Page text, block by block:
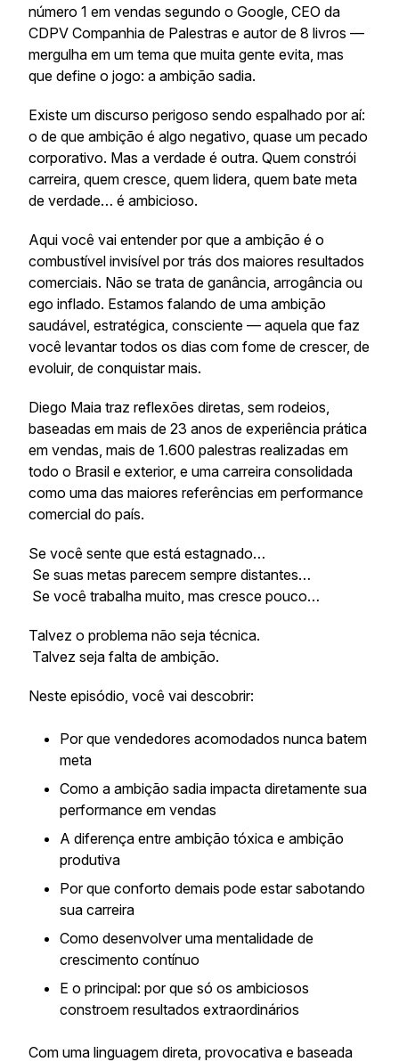
número 1 em vendas segundo o Google, CEO da
CDPV Companhia de Palestras e autor de 8 livros —
mergulha em um tema que muita gente evita, mas
que define o jogo: a ambição sadia.
Existe um discurso perigoso sendo espalhado por aí:
o de que ambição é algo negativo, quase um pecado
corporativo. Mas a verdade é outra. Quem constrói
carreira, quem cresce, quem lidera, quem bate meta
de verdade… é ambicioso.
Aqui você vai entender por que a ambição é o
combustível invisível por trás dos maiores resultados
comerciais. Não se trata de ganância, arrogância ou
ego inflado. Estamos falando de uma ambição
saudável, estratégica, consciente — aquela que faz
você levantar todos os dias com fome de crescer, de
evoluir, de conquistar mais.
Diego Maia traz reflexões diretas, sem rodeios,
baseadas em mais de 23 anos de experiência prática
em vendas, mais de 1.600 palestras realizadas em
todo o Brasil e exterior, e uma carreira consolidada
como uma das maiores referências em performance
comercial do país.
Se você sente que está estagnado…
Se suas metas parecem sempre distantes…
Se você trabalha muito, mas cresce pouco…
Talvez o problema não seja técnica.
Talvez seja falta de ambição.
Neste episódio, você vai descobrir:
Por que vendedores acomodados nunca batem
meta
Como a ambição sadia impacta diretamente sua
performance em vendas
A diferença entre ambição tóxica e ambição
produtiva
Por que conforto demais pode estar sabotando
sua carreira
Como desenvolver uma mentalidade de
crescimento contínuo
E o principal: por que só os ambiciosos
constroem resultados extraordinários
Com uma linguagem direta, provocativa e baseada